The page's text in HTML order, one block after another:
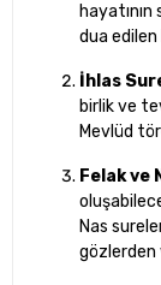
dua edilen
İhlas
birlik ve
Mevlüd
Felak ve
Nas
gözlerden